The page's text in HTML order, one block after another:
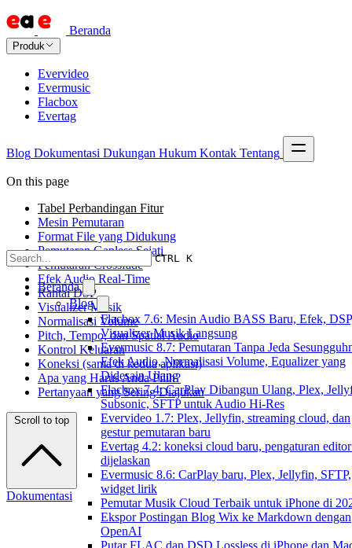
Beranda
Produk
Evervideo
Evermusic
Flacbox
Evertag
Blog Dokumentasi Dukungan Hukum Kontak Tentang
CTRL K
Beranda
Blog
Flacbox 7.6: Mesin Audio BASS Baru, Efek,
Visualizer Musik Langsung
Evermusic 8.7: Pemutaran Tanpa Jeda
Efek Audio, Normalisasi Volume, Equalizer yang
Didesain Ulang
Flacbox 7.4: CarPlay Dibangun Ulang, Plex,
Subsonic, SFTP untuk Audio Hi-Res
Evervideo 1.7: Plex, Jellyfin, streaming cloud, dan
gestur pemutaran baru
Evertag 4.2: koneksi cloud baru, pengaturan
dijelaskan
Evermusic 8.6: CarPlay baru, Plex, Jellyfin, SFTP,
widget lirik
Pemutar Musik Cloud Terbaik untuk iPhone di
Ekspor Postingan Blog Wix ke Markdown dengan
OpenAI
Putar FLAC dan DSD Lossless di iPhone dan
On this page
Tabel Perbandingan Fitur
Mesin Pemutaran
Format File yang Didukung
Pemutaran Gapless Sejati
Pemutaran Crossfade
Efek Audio Real-Time
Rantai DSP
Visualizer Musik
Normalisasi Volume
Pitch, Tempo, dan Spatial Audio
Kontrol Keluaran
Koneksi (sama di kedua aplikasi)
Apa yang Harus Anda Pilih?
Pertanyaan yang Sering Diajukan
Scroll to top
Dokumentasi